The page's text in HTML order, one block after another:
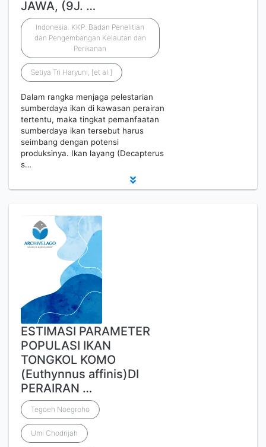
JAWA, (9J. …
Indonesia. KKP. Badan Penelitian
dan Pengembangan Kelautan dan
Perikanan
Setiya Tri Haryuni, [et al.]
Dalam rangka menjaga pelestarian
sumberdaya ikan di kawasan perairan
tertentu, maka tingkat pemanfaatan
sumberdaya ikan tersebut harus
seimbang dengan potensi
produksinya. Ikan layang (Decapterus
s…
ESTIMASI PARAMETER
POPULASI IKAN
TONGKOL KOMO
(Euthynnus affinis)DI
PERAIRAN …
Tegoeh Noegroho
Umi Chodrijah